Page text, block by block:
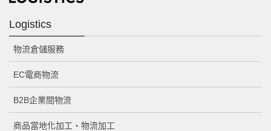
Logistics
物流倉儲服務
EC電商物流
B2B企業間物流
商品當地化加工・物流加工